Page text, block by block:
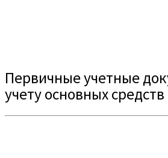
Первичные учетные
учету основных средств